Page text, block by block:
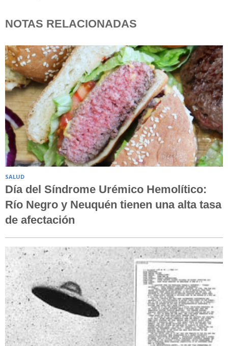
NOTAS RELACIONADAS
SALUD
Día del Síndrome Urémico Hemolítico:
Río Negro y Neuquén tienen una alta tasa
de afectación